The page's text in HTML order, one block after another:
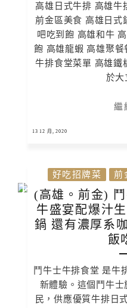
高雄日式牛排 高雄牛
前金區美食 高雄日式
吧吃到飽 高雄和牛
飽 高雄龍蝦 高雄聚
牛排食堂菜單 高雄鐵
於大
繼
13 12 月, 2020
好吃招牌菜 前
(高雄。前金)
牛盛宴配爆汁
鍋 還有濃厚系
飯
鬥牛士牛排食堂 是牛
新體驗。這個鬥牛
民，供應優質牛排日